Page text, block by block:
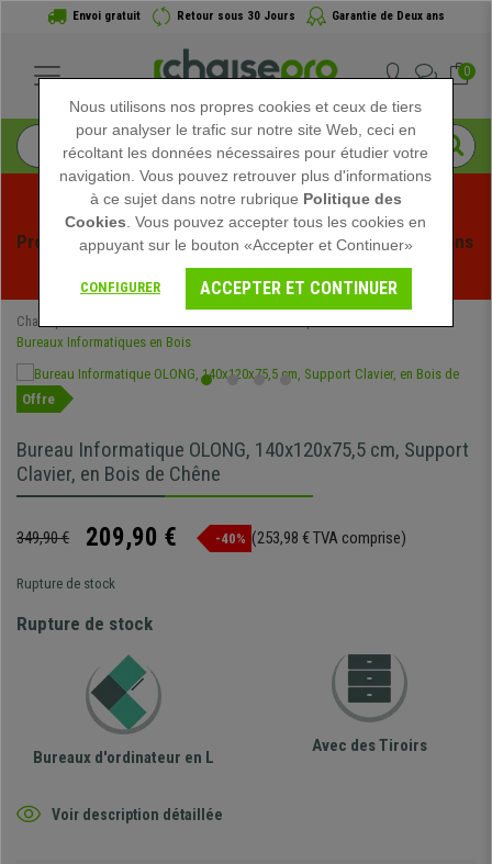
Envoi gratuit Retour sous 30 Jours Garantie de Deux ans
0
Profitez des soldes d'été chez Chaisepro ! Des réductions
exclusives pour une durée limitée - Voir l'offre
Chaisepro
Bureaux Informatiques en Bois
Offre
Bureau Informatique OLONG, 140x120x75,5 cm, Support
Clavier, en Bois de Chêne
349,90 € 209,90 € -40% (253,98 € TVA comprise)
Rupture de stock
Rupture de stock
Bureaux d'ordinateur en L
Avec des Tiroirs
Voir description détaillée
Nous utilisons nos propres cookies et ceux de tiers
pour analyser le trafic sur notre site Web, ceci en
récoltant les données nécessaires pour étudier votre
navigation. Vous pouvez retrouver plus d'informations
à ce sujet dans notre rubrique Politique des
Cookies . Vous pouvez accepter tous les cookies en
appuyant sur le bouton «Accepter et Continuer»
CONFIGURER ACCEPTER ET CONTINUER